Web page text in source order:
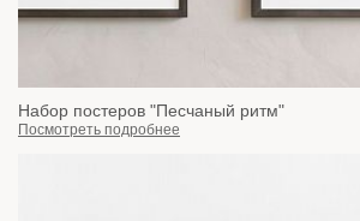
Набор постеров "Песчаный ритм"
Посмотреть подробнее